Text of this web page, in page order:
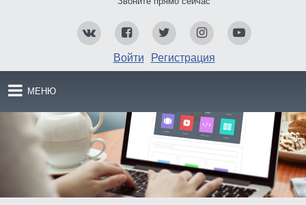
Войти Регистрация
МЕНЮ